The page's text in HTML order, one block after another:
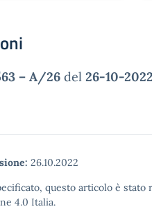
– A/26 del 26-10-2022
26.10.2022
questo articolo è stato
4.0 Italia.